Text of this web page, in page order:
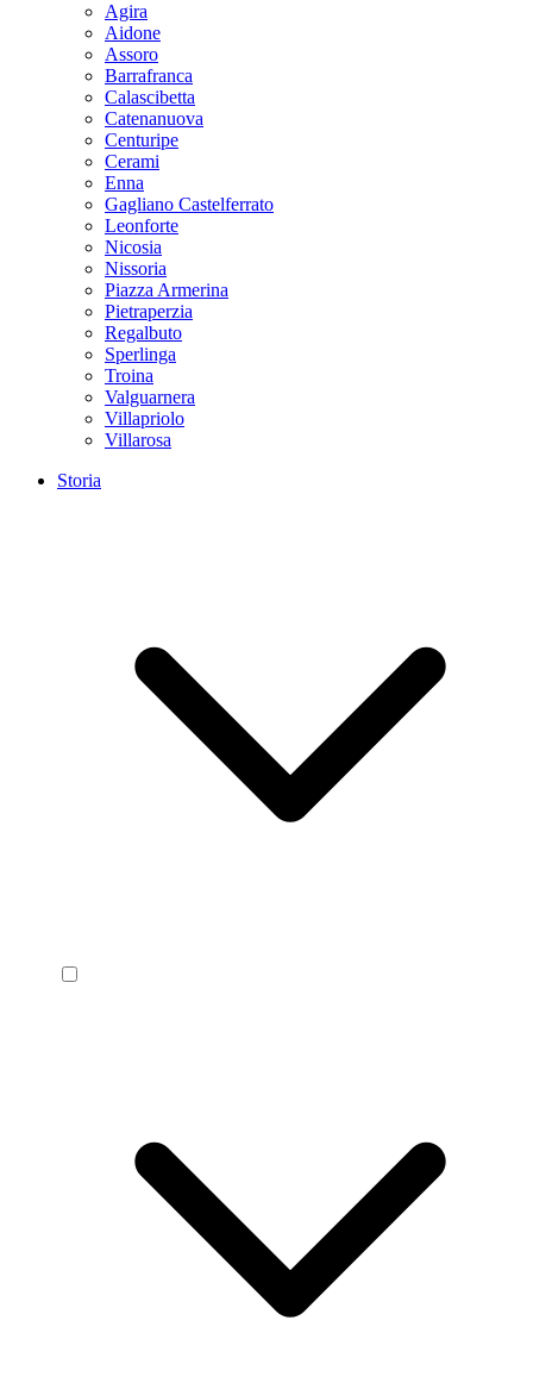
Agira
Aidone
Assoro
Barrafranca
Calascibetta
Catenanuova
Centuripe
Cerami
Enna
Gagliano Castelferrato
Leonforte
Nicosia
Nissoria
Piazza Armerina
Pietraperzia
Regalbuto
Sperlinga
Troina
Valguarnera
Villapriolo
Villarosa
Storia